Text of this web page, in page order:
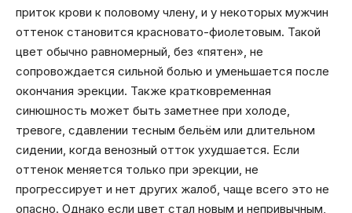
приток крови к половому члену, и у некоторых мужчин
оттенок становится красновато-фиолетовым. Такой
цвет обычно равномерный, без «пятен», не
сопровождается сильной болью и уменьшается после
окончания эрекции. Также кратковременная
синюшность может быть заметнее при холоде,
тревоге, сдавлении тесным бельём или длительном
сидении, когда венозный отток ухудшается. Если
оттенок меняется только при эрекции, не
прогрессирует и нет других жалоб, чаще всего это не
опасно. Однако если цвет стал новым и непривычным,